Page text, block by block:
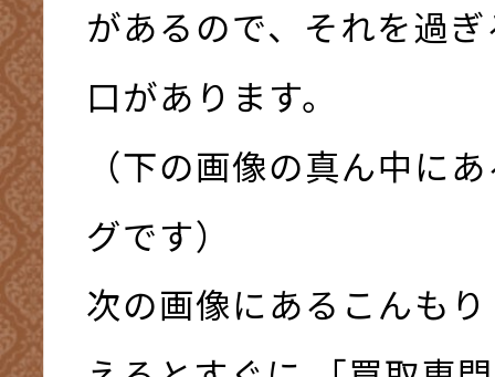
があるので、それを過
口があります。
（下の画像の真ん中に
グです）
次の画像にあるこんも